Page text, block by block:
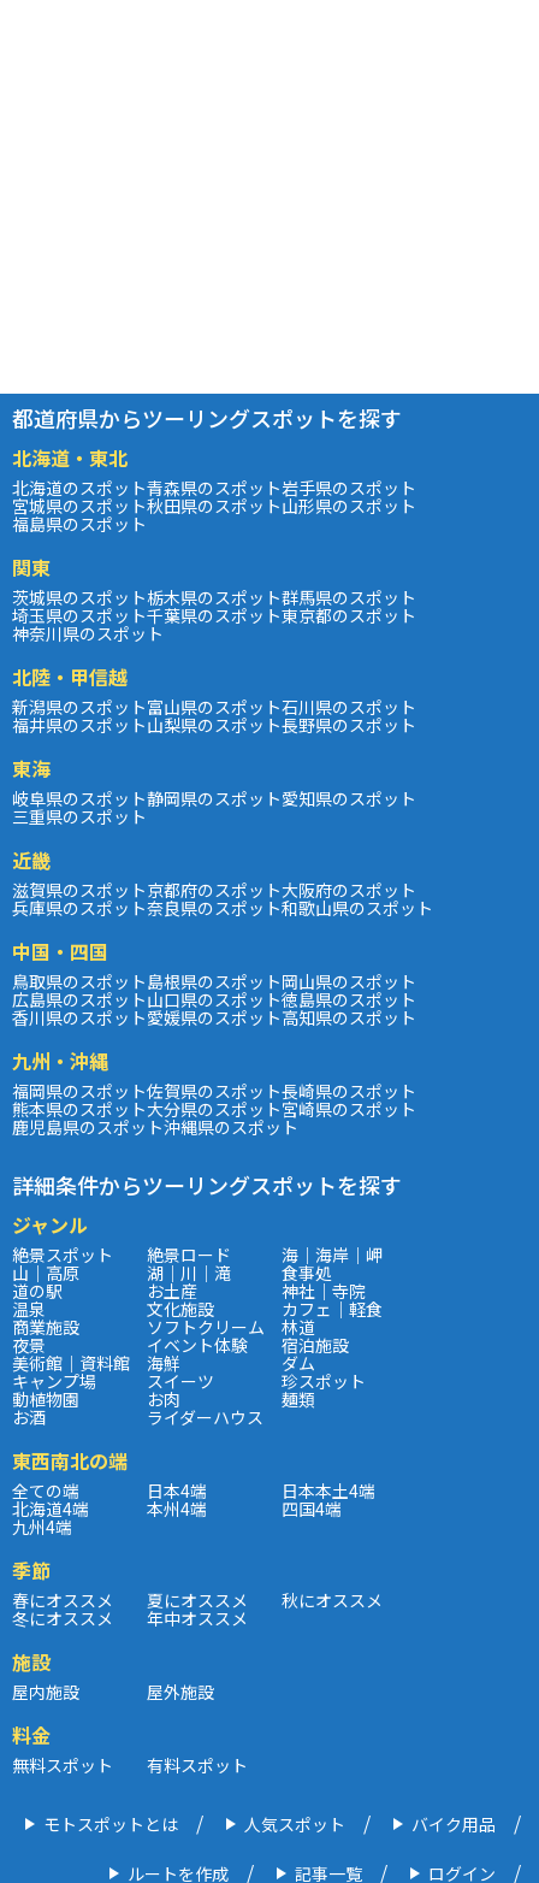
都道府県からツーリングスポットを探す
北海道・東北
北海道のスポット青森県のスポット岩手県のスポット
宮城県のスポット秋田県のスポット山形県のスポット
福島県のスポット
関東
茨城県のスポット栃木県のスポット群馬県のスポット
埼玉県のスポット千葉県のスポット東京都のスポット
神奈川県のスポット
北陸・甲信越
新潟県のスポット富山県のスポット石川県のスポット
福井県のスポット山梨県のスポット長野県のスポット
東海
岐阜県のスポット静岡県のスポット愛知県のスポット
三重県のスポット
近畿
滋賀県のスポット京都府のスポット大阪府のスポット
兵庫県のスポット奈良県のスポット和歌山県のスポット
中国・四国
鳥取県のスポット島根県のスポット岡山県のスポット
広島県のスポット山口県のスポット徳島県のスポット
香川県のスポット愛媛県のスポット高知県のスポット
九州・沖縄
福岡県のスポット佐賀県のスポット長崎県のスポット
熊本県のスポット大分県のスポット宮崎県のスポット
鹿児島県のスポット沖縄県のスポット
詳細条件からツーリングスポットを探す
ジャンル
絶景スポット 絶景ロード 海｜海岸｜岬
山｜高原 湖｜川｜滝 食事処
道の駅 お土産 神社｜寺院
温泉 文化施設 カフェ｜軽食
商業施設 ソフトクリーム 林道
夜景 イベント体験 宿泊施設
美術館｜資料館 海鮮 ダム
キャンプ場 スイーツ 珍スポット
動植物園 お肉 麺類
お酒 ライダーハウス
東西南北の端
全ての端 日本4端 日本本土4端
北海道4端 本州4端 四国4端
九州4端
季節
春にオススメ 夏にオススメ 秋にオススメ
冬にオススメ 年中オススメ
施設
屋内施設 屋外施設
料金
無料スポット 有料スポット
モトスポットとは 人気スポット バイク用品
ルートを作成 記事一覧 ログイン